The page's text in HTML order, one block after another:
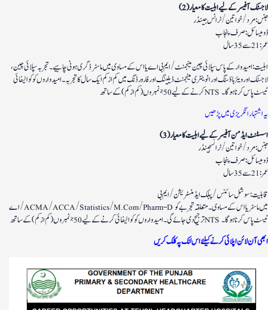
(2) لاجسٹک آفیسر کے لیے اہلیت کا معیار
جنس: مرد/خواتین/ ٹرانس جینڈر
ڈومیسائل: صرف پنجاب
عمر: 21 سے 35 سال
اہلیت: امیدوار کے پاس سپلائی چین مینجمنٹ/ایم بی اے یا اس کے مساوی میں ماسٹر ڈگری ہونی چاہیے۔ تجربہ سپلائی چین،
لاجسٹک اور ویئر ہاؤسنگ اور انوینٹری مینجمنٹ ڈیلینگ اور فارورڈنگ میں کم از کم ایک سال کا تجربہ۔ امیدواروں کو کوالیفائی
کرنے کے لیے 50% نمبروں (کم از کم) کے ساتھ NTS ٹیسٹ پاس کرنا ہوگا۔
یہ اشتہار انگریزی میں پڑھیں
(3) اسسٹنٹ ایڈمن آفیسر کے لیے اہلیت کا معیار
جنس: مرد/خواتین/ ٹرانسجینڈر
ڈومیسائل: صرف پنجاب
عمر: 21 سے 35 سال
قابلیت: سوشل سائنس/پبلک ایڈمنسٹریشن/ایم بی
اے/ACMA/ACCA/Statistics/M.Com/Pharm-D میں ماسٹر یا اس کے مساوی۔ متعلقہ تجربے کو
ترجیح دی جائے گی۔ امیدواروں کو کوالیفائی کرنے کے لیے 50% نمبروں (کم از کم) کے ساتھ NTS ٹیسٹ پاس کرنا ہوگا۔
ابھی آن لائن اپلائی کرنے کیلئے اس لنک پہ کلک کریں